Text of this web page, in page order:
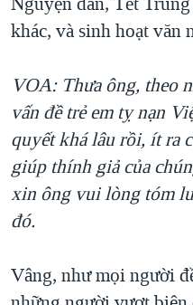
khác, và sinh hoạt văn
VOA: Thưa ông, theo
vấn đề trẻ em tỵ nạn
quyết khá lâu rồi, ít ra
giúp thính giả của
xin ông vui lòng tóm
đó.
Vâng, như mọi người